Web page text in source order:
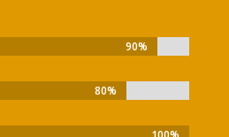
90%
90%
80%
80%